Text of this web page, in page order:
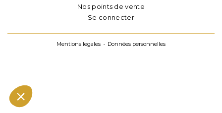
Nos points de vente
Se connecter
Mentions legales Données personnelles